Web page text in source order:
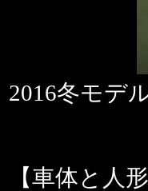
2016冬モデ
【車体と人